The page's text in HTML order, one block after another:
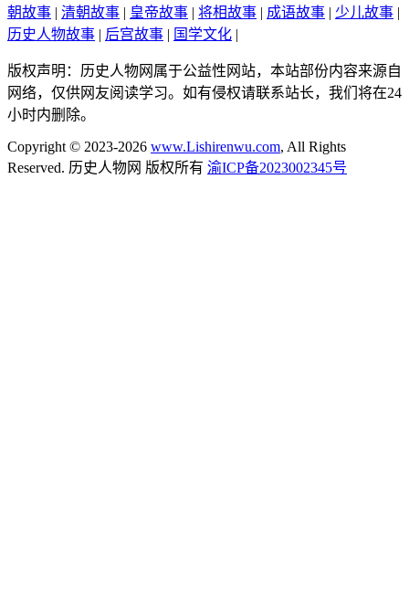
朝故事 | 清朝故事 | 皇帝故事 | 将相故事 | 成语故事 | 少儿故事 |
历史人物故事 | 后宫故事 | 国学文化 |
版权声明：历史人物网属于公益性网站，本站部份内容来源自
网络，仅供网友阅读学习。如有侵权请联系站长，我们将在24
小时内删除。
Copyright © 2023-2026 www.Lishirenwu.com, All Rights
Reserved. 历史人物网 版权所有 渝ICP备2023002345号